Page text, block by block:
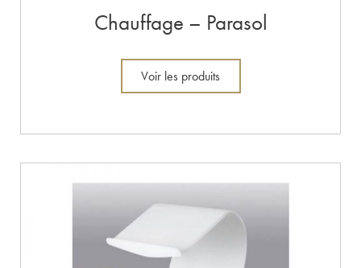
Chauffage – Parasol
Voir les produits